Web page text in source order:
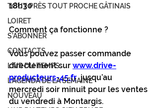
TOUT PRÈS TOUT PROCHE GÂTINAIS
LOIRET
S'ABONNER
CONTACTS
L'AIR DU TEMPS
L'AGENDA DE LA SEMAINE
NOUVEAU
18h30
Comment ça fonctionne ?
Vous pouvez passer commande
directement sur www.drive-
producteurs-45.fr jusqu’au
mercredi soir minuit pour les ventes
du vendredi à Montargis.